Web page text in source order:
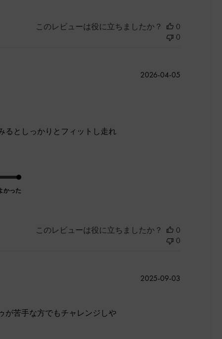
このレビューは役に立ちましたか？
0
0
るとしっかりとフィットし走れ
かった
公
2026-04-05
このレビューは役に立ちましたか？
0
0
が苦手な方でもチャレンジしや
公
2025-09-03